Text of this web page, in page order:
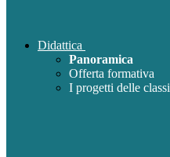
Didattica
Panoramica
Offerta formativa
I progetti delle classi